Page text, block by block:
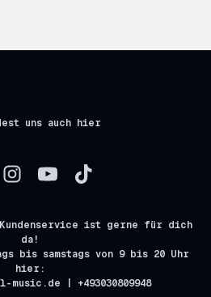
uns auch hier
Kundenservice ist gerne für dich
da!
bis samstags von 9 bis 20 Uhr
hier:
| +493030809948